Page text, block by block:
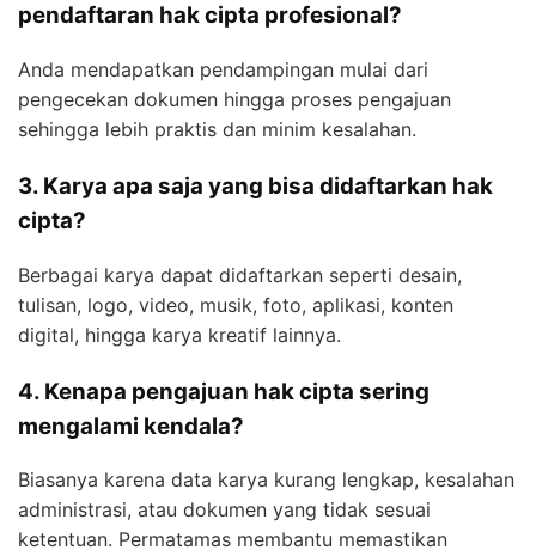
pendaftaran hak cipta profesional?
Anda mendapatkan pendampingan mulai dari
pengecekan dokumen hingga proses pengajuan
sehingga lebih praktis dan minim kesalahan.
3. Karya apa saja yang bisa didaftarkan hak
cipta?
Berbagai karya dapat didaftarkan seperti desain,
tulisan, logo, video, musik, foto, aplikasi, konten
digital, hingga karya kreatif lainnya.
4. Kenapa pengajuan hak cipta sering
mengalami kendala?
Biasanya karena data karya kurang lengkap, kesalahan
administrasi, atau dokumen yang tidak sesuai
ketentuan. Permatamas membantu memastikan